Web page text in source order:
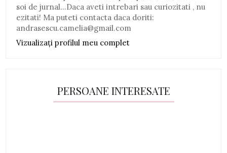
soi de jurnal...Daca aveti intrebari sau curiozitati , nu
ezitati! Ma puteti contacta daca doriti:
andrasescu.camelia@gmail.com
Vizualizați profilul meu complet
PERSOANE INTERESATE